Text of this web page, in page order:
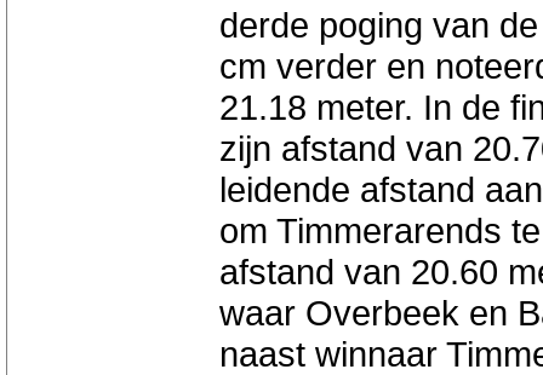
derde poging van
cm verder en
21.18 meter. In de
zijn afstand van
leidende afstand
om Timmerarends
afstand van 20.60
waar Overbeek en
naast winnaar